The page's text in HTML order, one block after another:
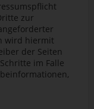
zur
wird hiermit
der Seiten
im Falle